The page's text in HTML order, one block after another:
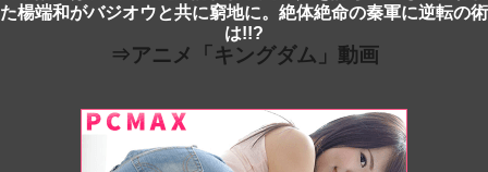
た楊端和がバジオウと共に窮地に。絶体絶命の秦軍に逆転の術
は!!?
⇒アニメ「キングダム」動画